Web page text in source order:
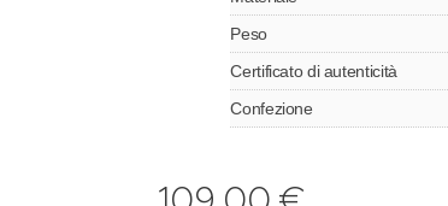
Peso
Certificato di autenticità
Confezione